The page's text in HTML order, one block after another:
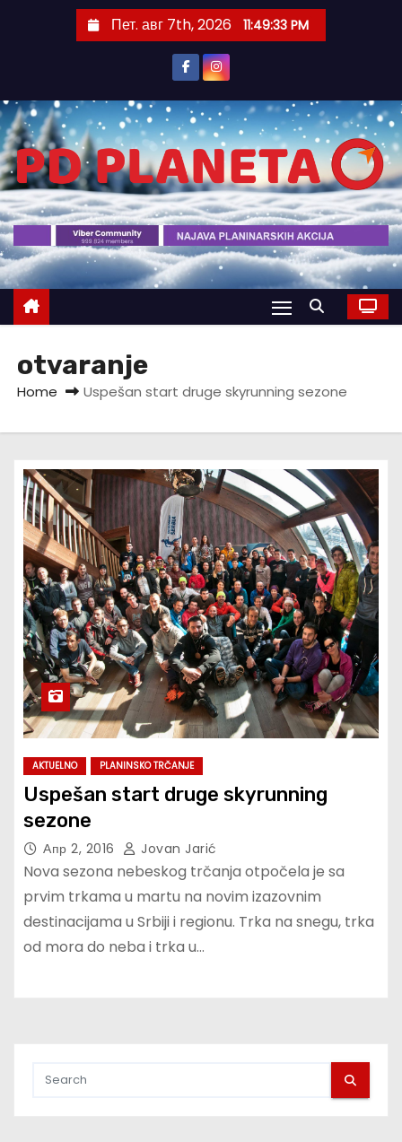
t
o
c
o
n
t
e
n
Пет. авг 7th, 2026 11:49:33 PM
otvaranje
Home Uspešan start druge skyrunning sezone
AKTUELNO PLANINSKO TRČANJE
Uspešan start druge skyrunning
sezone
Апр 2, 2016 Jovan Jarić
Nova sezona nebeskog trčanja otpočela je sa
prvim trkama u martu na novim izazovnim
destinacijama u Srbiji i regionu. Trka na snegu, trka
od mora do neba i trka u…